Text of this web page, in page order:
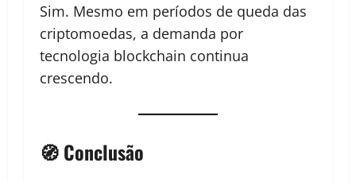
Sim. Mesmo em períodos de queda das
criptomoedas, a demanda por
tecnologia blockchain continua
crescendo.
🧭 Conclusão